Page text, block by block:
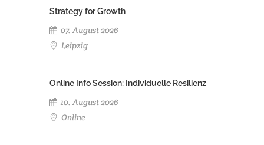
Strategy for Growth
07. August 2026
Leipzig
Online Info Session: Individuelle Resilienz
10. August 2026
Online